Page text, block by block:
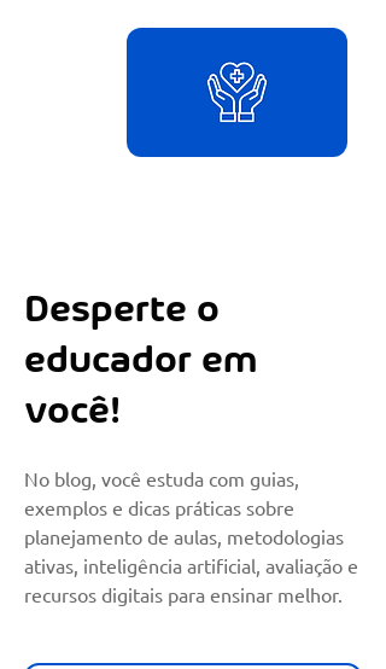
Desperte o
educador em
você!
No blog, você estuda com guias,
exemplos e dicas práticas sobre
planejamento de aulas, metodologias
ativas, inteligência artificial, avaliação e
recursos digitais para ensinar melhor.